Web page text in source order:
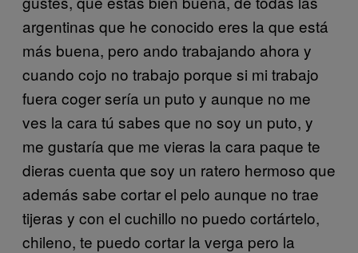
argentinas que he conocido eres la que está
más buena, pero ando trabajando ahora y
cuando cojo no trabajo porque si mi trabajo
fuera coger sería un puto y aunque no me
ves la cara tú sabes que no soy un puto, y
me gustaría que me vieras la cara paque te
dieras cuenta que soy un ratero hermoso que
además sabe cortar el pelo aunque no trae
tijeras y con el cuchillo no puedo cortártelo,
chileno, te puedo cortar la verga pero la